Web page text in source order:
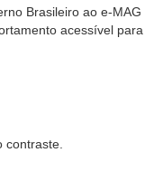
Brasileiro ao e-MAG
acessível para
contraste.